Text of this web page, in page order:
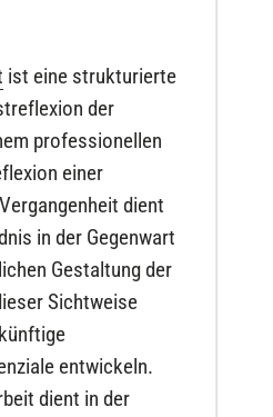
ist eine strukturierte
der
professionellen
einer
dient
in der Gegenwart
Gestaltung der
Sichtweise
entwickeln.
dient in der